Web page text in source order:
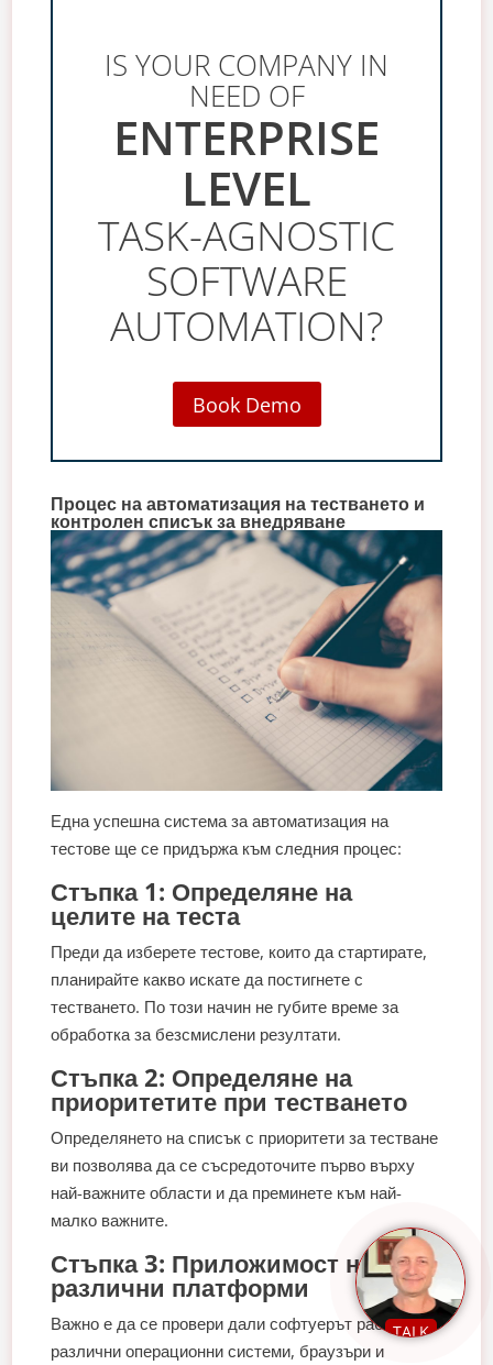
IS YOUR COMPANY IN
NEED OF
ENTERPRISE
LEVEL
TASK-AGNOSTIC
SOFTWARE
AUTOMATION?
Book Demo
Процес на автоматизация на тестването и
контролен списък за внедряване
Една успешна система за автоматизация на
тестове ще се придържа към следния процес:
Стъпка 1: Определяне на
целите на теста
Преди да изберете тестове, които да стартирате,
планирайте какво искате да постигнете с
тестването. По този начин не губите време за
обработка за безсмислени резултати.
Стъпка 2: Определяне на
приоритетите при тестването
Определянето на списък с приоритети за тестване
ви позволява да се съсредоточите първо върху
най-важните области и да преминете към най-
малко важните.
Стъпка 3: Приложимост на
различни платформи
Важно е да се провери дали софтуерът работи с
различни операционни системи, браузъри и
TALK